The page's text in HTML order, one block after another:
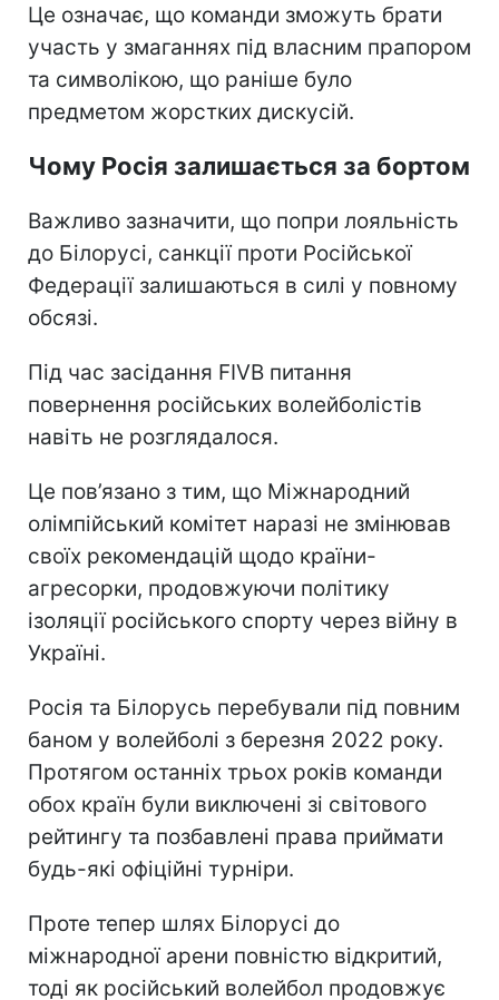
Це означає, що команди зможуть брати
участь у змаганнях під власним прапором
та символікою, що раніше було
предметом жорстких дискусій.
Чому Росія залишається за бортом
Важливо зазначити, що попри лояльність
до Білорусі, санкції проти Російської
Федерації залишаються в силі у повному
обсязі.
Під час засідання FIVB питання
повернення російських волейболістів
навіть не розглядалося.
Це пов’язано з тим, що Міжнародний
олімпійський комітет наразі не змінював
своїх рекомендацій щодо країни-
агресорки, продовжуючи політику
ізоляції російського спорту через війну в
Україні.
Росія та Білорусь перебували під повним
баном у волейболі з березня 2022 року.
Протягом останніх трьох років команди
обох країн були виключені зі світового
рейтингу та позбавлені права приймати
будь-які офіційні турніри.
Проте тепер шлях Білорусі до
міжнародної арени повністю відкритий,
тоді як російський волейбол продовжує